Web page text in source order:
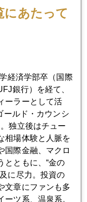
にあたって
経済学部卒（国際
銀行）を経て、
ーラーとして活
ールド・カウンシ
独立後はチュー
相場体験と人脈を
国際金融、マクロ
とともに、“金の
に尽力。投資の
文章にファンも多
ツ系、温泉系。